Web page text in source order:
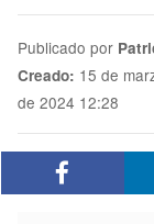
Publicado por
Creado: 15 de
de 2024 12:28